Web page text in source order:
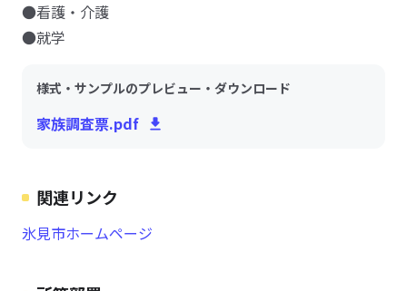
●看護・介護
●就学
様式・サンプルのプレビュー・ダウンロード
家族調査票.pdf
関連リンク
氷見市ホームページ